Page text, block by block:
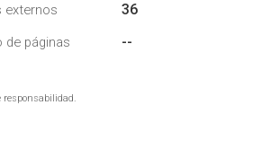
externos 36
de páginas --
responsabilidad.